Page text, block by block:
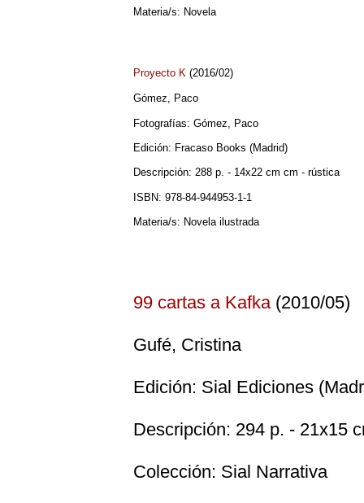
Materia/s: Novela
Proyecto K (2016/02)
Gómez, Paco
Fotografías: Gómez, Paco
Edición: Fracaso Books (Madrid)
Descripción: 288 p. - 14x22 cm cm - rústica
ISBN: 978-84-944953-1-1
Materia/s: Novela ilustrada
99 cartas a Kafka (2010/05)
Gufé, Cristina
Edición: Sial Ediciones
Descripción: 294 p. - 21x15
Colección: Sial Narrativa